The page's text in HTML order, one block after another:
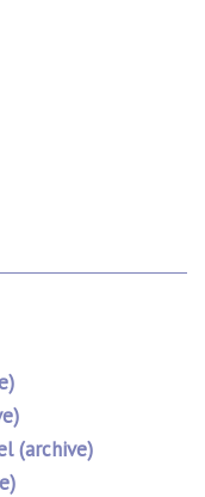
(archive)